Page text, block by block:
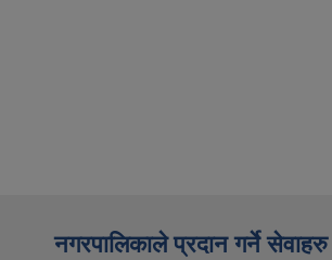
नगरपालिकाले प्रदान गर्ने सेवाहरु